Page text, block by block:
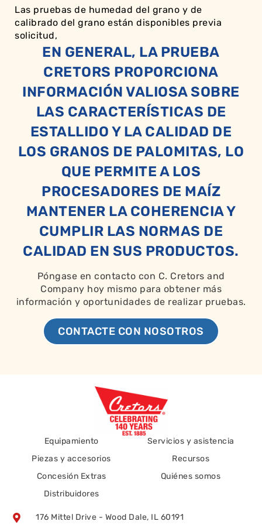
Las pruebas de humedad del grano y de
calibrado del grano están disponibles previa
solicitud,
EN GENERAL, LA PRUEBA
CRETORS PROPORCIONA
INFORMACIÓN VALIOSA SOBRE
LAS CARACTERÍSTICAS DE
ESTALLIDO Y LA CALIDAD DE
LOS GRANOS DE PALOMITAS, LO
QUE PERMITE A LOS
PROCESADORES DE MAÍZ
MANTENER LA COHERENCIA Y
CUMPLIR LAS NORMAS DE
CALIDAD EN SUS PRODUCTOS.
Póngase en contacto con C. Cretors and
Company hoy mismo para obtener más
información y oportunidades de realizar pruebas.
CONTACTE CON NOSOTROS
Equipamiento
Piezas y accesorios
Concesión Extras
Distribuidores
Servicios y asistencia
Recursos
Quiénes somos
176 Mittel Drive - Wood Dale, IL 60191